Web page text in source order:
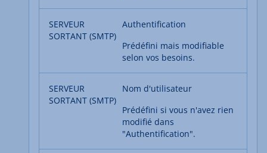
Authentification
Prédéfini mais modifiable
selon vos besoins.
Nom d'utilisateur
Prédéfini si vous n'avez rien
modifié dans
"Authentification".